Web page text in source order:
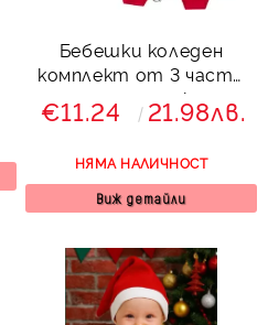
Бебешки коледен
комплект от 3 части
със сърничка
€11.24 21.98лв.
НЯМА НАЛИЧНОСТ
Виж детайли